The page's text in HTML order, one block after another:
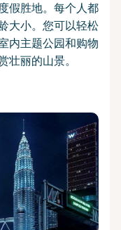
假胜地。每个人都
大小。您可以轻松
内主题公园和购物
壮丽的山景。